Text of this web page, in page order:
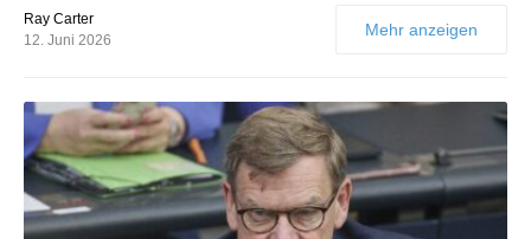
Ray Carter
12. Juni 2026
Mehr anzeigen